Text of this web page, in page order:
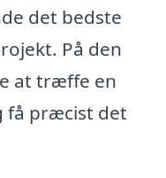
det bedste
På den
at træffe en
få præcist det